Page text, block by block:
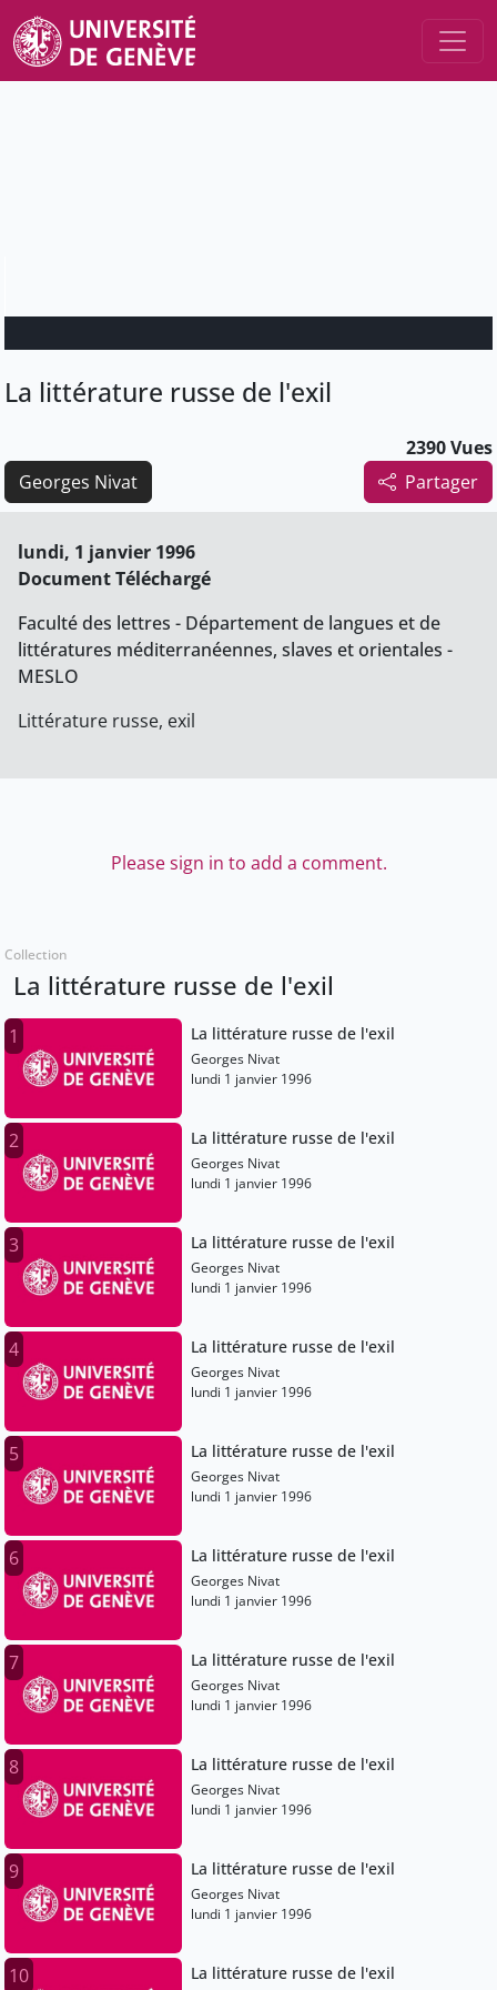
La littérature russe de l'exil
2390 Vues
Partager
Georges Nivat
lundi, 1 janvier 1996
Document Téléchargé
Faculté des lettres - Département de langues et de
littératures méditerranéennes, slaves et orientales -
MESLO
Littérature russe, exil
Please sign in to add a comment.
Collection
La littérature russe de l'exil
1 La littérature russe de l'exil
Georges Nivat
lundi 1 janvier 1996
2 La littérature russe de l'exil
Georges Nivat
lundi 1 janvier 1996
3 La littérature russe de l'exil
Georges Nivat
lundi 1 janvier 1996
4 La littérature russe de l'exil
Georges Nivat
lundi 1 janvier 1996
5 La littérature russe de l'exil
Georges Nivat
lundi 1 janvier 1996
6 La littérature russe de l'exil
Georges Nivat
lundi 1 janvier 1996
7 La littérature russe de l'exil
Georges Nivat
lundi 1 janvier 1996
8 La littérature russe de l'exil
Georges Nivat
lundi 1 janvier 1996
9 La littérature russe de l'exil
Georges Nivat
lundi 1 janvier 1996
10 La littérature russe de l'exil